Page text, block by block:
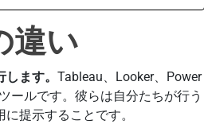
違い
します。Tableau、Looker、Power
ールです。彼らは自分たちが行う
提示することです。